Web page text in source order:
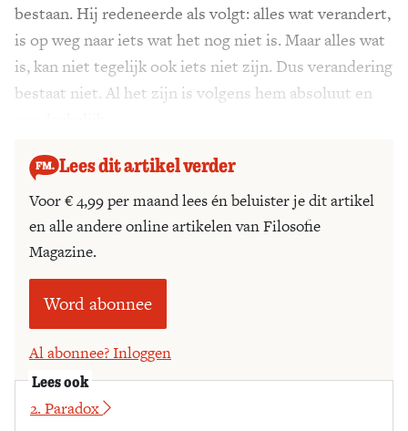
bestaan. Hij redeneerde als volgt: alles wat verandert,
is op weg naar iets wat het nog niet is. Maar alles wat
is, kan niet tegelijk ook iets niet zijn. Dus verandering
bestaat niet. Al het zijn is volgens hem absoluut en
Lees dit artikel verder
Voor € 4,99 per maand lees én beluister je dit artikel
en alle andere online artikelen van Filosofie
Magazine.
Word abonnee
Al abonnee? Inloggen
Lees ook
2. Paradox